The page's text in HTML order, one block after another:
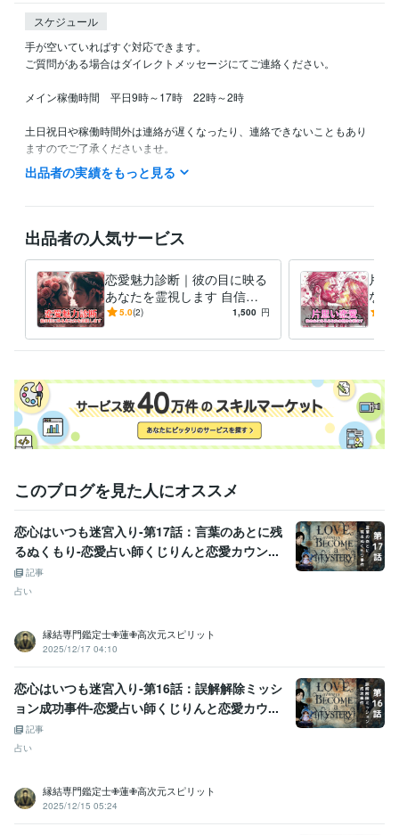
スケジュール
手が空いていればすぐ対応できます。
ご質問がある場合はダイレクトメッセージにてご連絡ください。
メイン稼働時間　平日9時～17時　22時～2時
土日祝日や稼働時間外は連絡が遅くなったり、連絡できないこともあり
ますのでご了承くださいませ。
できるだけ敏速な返答を心がけています。
メンタルトレーニングスペシャリスト
得意分野
悩み相談・カウンセリング 愚痴聞き・メンタルが落ちる・副業相談
愚痴聞き 副業 導線
出品者の実績をもっと見る
出品者の人気サービス
恋愛魅力診断｜彼の目に映る
あなたを霊視します 自信が
つく！彼の目に映るあなたを
う
5.0(2) 1,500 円
片思
なた
持ち
す
このブログを見た人にオススメ
恋心はいつも迷宮入り-第17話：言葉のあとに残
るぬくもり-恋愛占い師くじりんと恋愛カウン...
記事
占い
縁結専門鑑定士✙蓮✙高次元スピリット
2025/12/17 04:10
恋心はいつも迷宮入り-第16話：誤解解除ミッシ
ョン成功事件-恋愛占い師くじりんと恋愛カウ...
記事
占い
縁結専門鑑定士✙蓮✙高次元スピリット
2025/12/15 05:24